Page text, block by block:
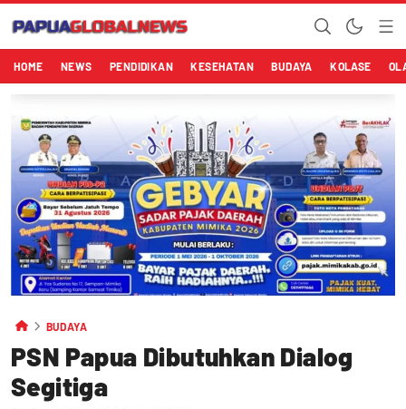
HOME NEWS PENDIDIKAN KESEHATAN BUDAYA KOLASE
BUDAYA
PSN Papua Dibutuhkan Dialog
Segitiga